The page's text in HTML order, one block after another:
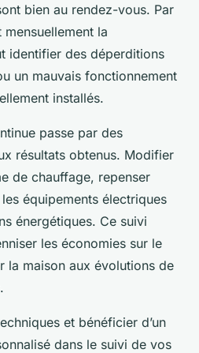
bien au rendez-vous. Par
la
identifier des déperditions
un mauvais fonctionnement
installés.
passe par des
résultats obtenus. Modifier
de chauffage, repenser
équipements électriques
énergétiques. Ce suivi
les économies sur le
la maison aux évolutions de
et bénéficier d’un
dans le suivi de vos